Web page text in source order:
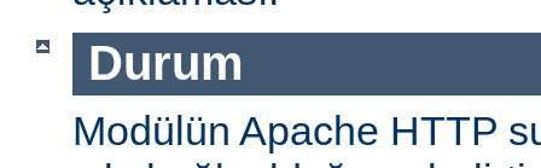
Durum
Modülün Apache HTTP